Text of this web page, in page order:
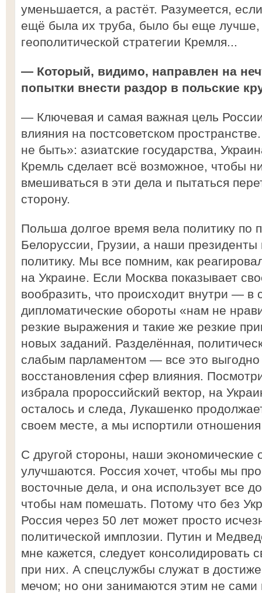
уменьшается, а растёт. Разумеется,
ещё была их труба, было бы еще лучше,
геополитической стратегии Кремля...
— Который, видимо, направлен на
попытки внести раздор в польские
— Ключевая и самая важная цель
влияния на постсоветском
не быть»: азиатские государства,
Кремль сделает всё возможное, чтобы
вмешиваться в эти дела и пытаться
сторону.
Польша долгое время вела политику по
Белоруссии, Грузии, а наши президенты
политику. Мы все помним, как
на Украине. Если Москва показывает
вообразить, что происходит внутри — в
дипломатические обороты «нам не
резкие выражения и такие же резкие
новых заданий. Разделённая,
слабым парламентом — все это
восстановления сфер влияния.
избрала пророссийский вектор, на
осталось и следа, Лукашенко
своем месте, а мы испортили
С другой стороны, наши экономические
улучшаются. Россия хочет, чтобы мы
восточные дела, и она использует все
чтобы нам помешать. Потому что без
Россия через 50 лет может просто
политической имплозии. Путин и
мне кажется, следует консолидировать
при них. А спецслужбы служат в
мечом; но они занимаются этим не сами